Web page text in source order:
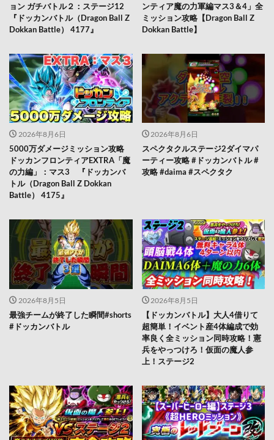
ョン ガチバトル２：ステージ12
『ドッカンバトル（Dragon Ball Z
Dokkan Battle） 4177』
ンティア魔の力軍編マス3＆4」全
ミッション攻略【Dragon Ball Z
Dokkan Battle】
2026年8月6日
5000万ダメージミッション攻略
ドッカンフロンティアEXTRA「魔
の力編」：マス3 『ドッカンバ
トル（Dragon Ball Z Dokkan
Battle） 4175』
2026年8月6日
スペクタクルステージ2ダイマパ
ーティー攻略 #ドッカンバトル #
攻略 #daima #スペクタク
2026年8月5日
最強チームが終了した瞬間#shorts
#ドッカンバトル
2026年8月5日
【ドッカンバトル】大人4借りて
超簡単！イベント産4体編成で効
率良く全ミッション同時攻略！憲
兵をやっつけろ！仮面の魔人参
上！ステージ2